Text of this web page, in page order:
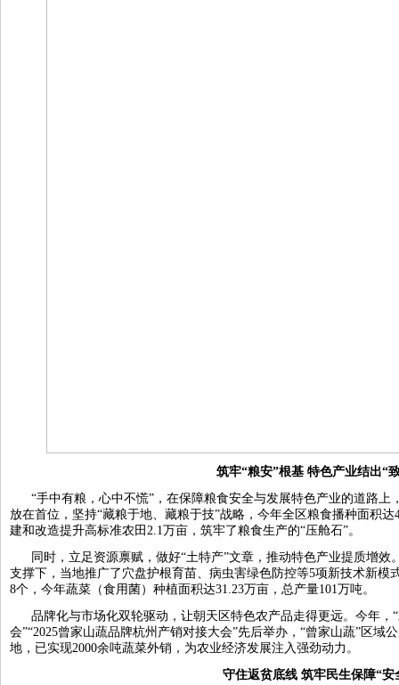
筑牢“粮安”根基 特色产业结出“
“手中有粮，心中不慌”，在保障粮食安全与发展特色产业的道路
放在首位，坚持“藏粮于地、藏粮于技”战略，今年全区粮食播种面积
建和改造提升高标准农田2.1万亩，筑牢了粮食生产的“压舱石”。
同时，立足资源禀赋，做好“土特产”文章，推动特色产业提质增
支撑下，当地推广了穴盘护根育苗、病虫害绿色防控等5项新技术新模
8个，今年蔬菜（食用菌）种植面积达31.23万亩，总产量101万吨。
品牌化与市场化双轮驱动，让朝天区特色农产品走得更远。今年，
会”“2025曾家山蔬品牌杭州产销对接大会”先后举办，“曾家山蔬”区域
地，已实现2000余吨蔬菜外销，为农业经济发展注入强劲动力。
守住返贫底线 筑牢民生保障“安